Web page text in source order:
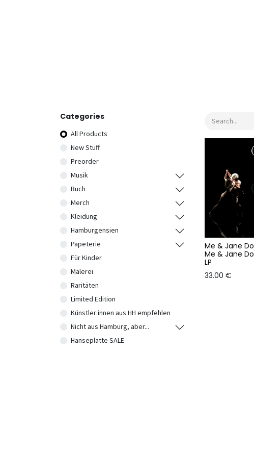
Categories
All Products
New Stuff
Preorder
Musik
Buch
Merch
Kleidung
Hamburgensien
Papeterie
Für Kinder
Malerei
Raritäten
Limited Edition
Künstler:innen aus HH empfehlen
Nicht aus Hamburg, aber...
Hanseplatte SALE
Me & Jane
Me & Jane
LP
33.00 €